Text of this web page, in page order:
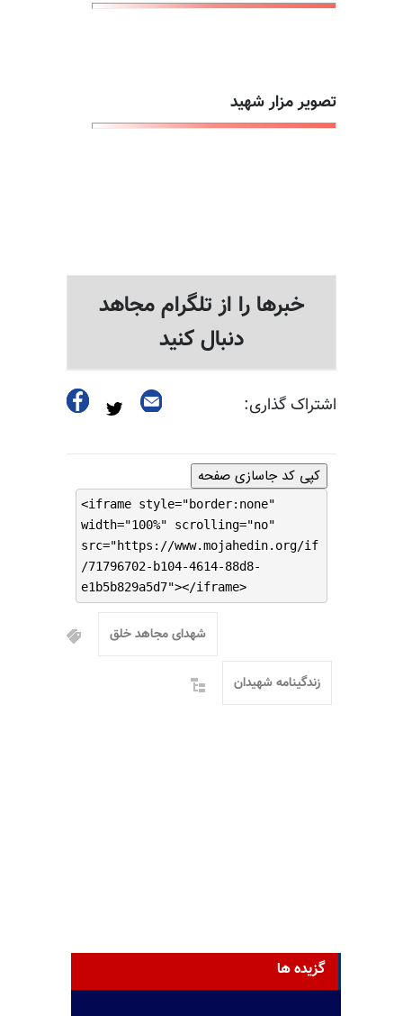
تصویر مزار شهید
خبرها را از تلگرام مجاهد
دنبال کنید
اشتراک گذاری:
کپی کد جاسازی صفحه
<iframe style="border:none"
width="100%" scrolling="no"
src="https://www.mojahedin.org/if
/71796702-b104-4614-88d8-
e1b5b829a5d7"></iframe>
شهدای مجاهد خلق
زندگینامه شهیدان
گزیده ها